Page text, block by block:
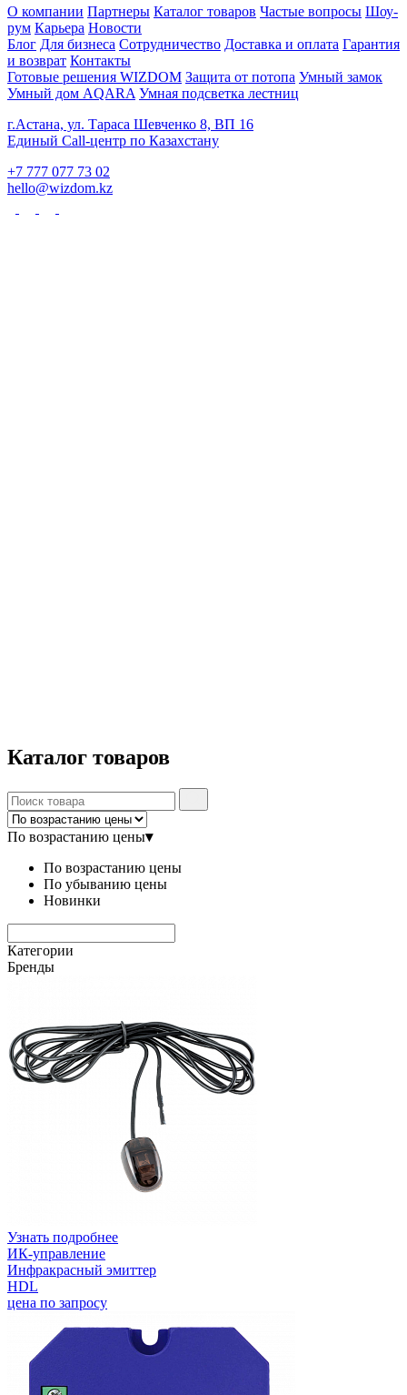
О компании Партнеры Каталог товаров Частые вопросы Шоу-
рум Карьера Новости
Блог Для бизнеса Сотрудничество Доставка и оплата Гарантия
и возврат Контакты
Готовые решения WIZDOM Защита от потопа Умный замок
Умный дом AQARA Умная подсветка лестниц
г.Астана, ул. Тараса Шевченко 8, ВП 16
Единый Call-центр по Казахстану
+7 777 077 73 02
hello@wizdom.kz
Каталог товаров
По возрастанию цены▾
По возрастанию цены
По убыванию цены
Новинки
Категории
Бренды
Узнать подробнее
ИК-управление
Инфракрасный эмиттер
HDL
цена по запросу